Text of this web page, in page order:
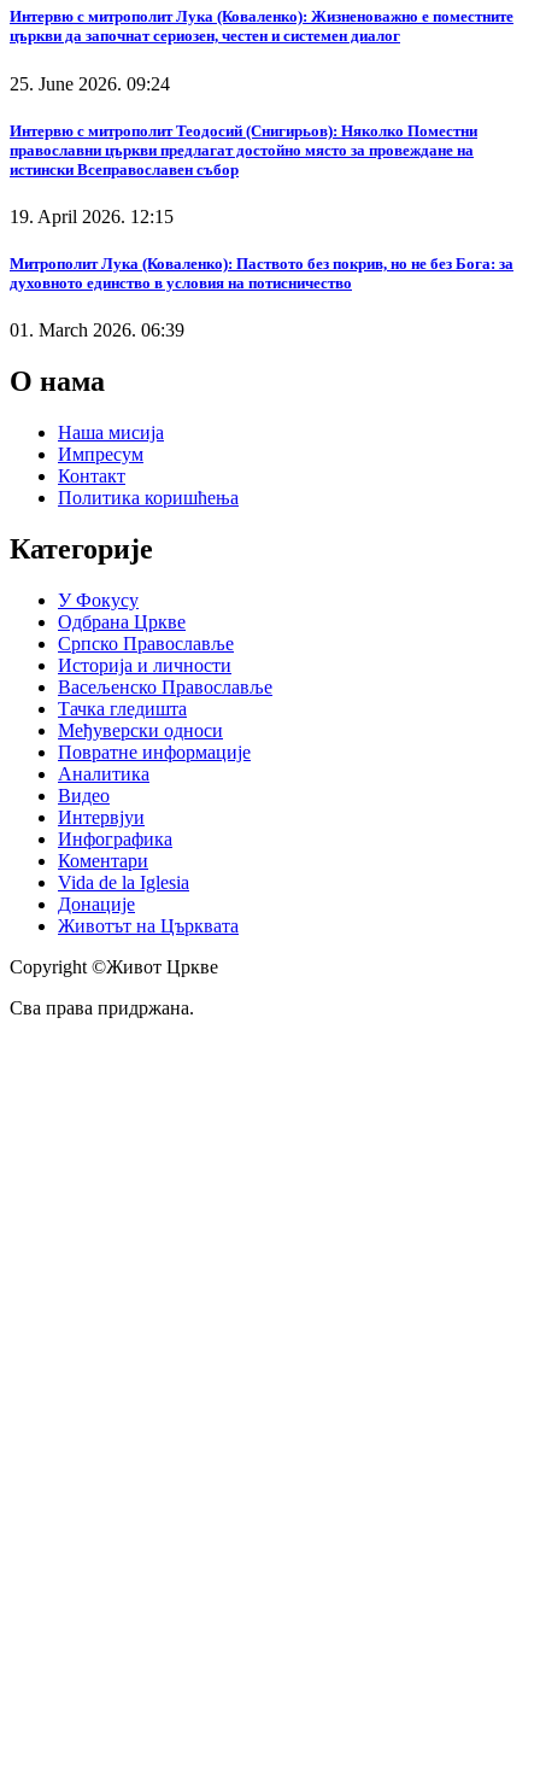
Интервю с митрополит Лука (Коваленко): Жизненоважно е поместните
църкви да започнат сериозен, честен и системен диалог
25. June 2026. 09:24
Интервю с митрополит Теодосий (Снигирьов): Няколко Поместни
православни църкви предлагат достойно място за провеждане на
истински Всеправославен събор
19. April 2026. 12:15
Митрополит Лука (Коваленко): Паството без покрив, но не без Бога: за
духовното единство в условия на потисничество
01. March 2026. 06:39
О нама
Наша мисија
Импресум
Контакт
Политика коришћења
Категорије
У Фокусу
Одбрана Цркве
Српско Православље
Историја и личности
Васељенско Православље
Тачка гледишта
Међуверски односи
Повратне информације
Аналитика
Видео
Интервјуи
Инфографика
Коментари
Vida de la Iglesia
Донације
Животът на Църквата
Copyright ©Живот Цркве
Сва права придржана.